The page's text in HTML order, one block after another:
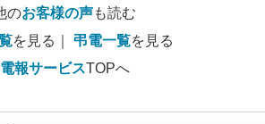
のお客様の声も読む
を見る｜ 弔電一覧を見る
電報サービスTOPへ